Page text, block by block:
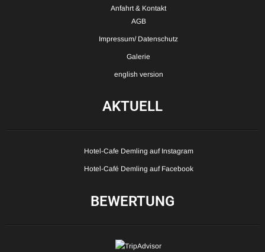
Anfahrt & Kontakt
AGB
Impressum/ Datenschutz
Galerie
english version
AKTUELL
Hotel-Cafe Demling auf Instagram
Hotel-Café Demling auf Facebook
BEWERTUNG